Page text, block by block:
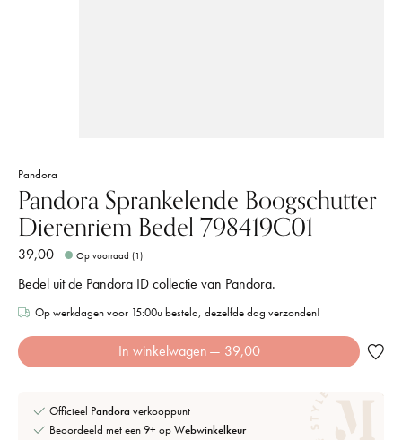
Pandora
Pandora Sprankelende Boogschutter
Dierenriem Bedel 798419C01
39,00 Op voorraad (1)
Bedel uit de Pandora ID collectie van Pandora.
Op werkdagen voor 15:00u besteld, dezelfde dag verzonden!
In winkelwagen — 39,00
Officieel Pandora verkooppunt
Beoordeeld met een 9+ opWebwinkelkeur